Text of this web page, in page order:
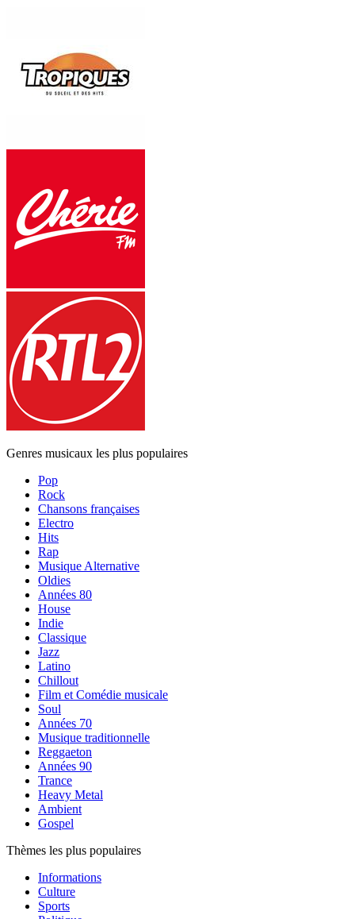
Genres musicaux les plus populaires
Pop
Rock
Chansons françaises
Electro
Hits
Rap
Musique Alternative
Oldies
Années 80
House
Indie
Classique
Jazz
Latino
Chillout
Film et Comédie musicale
Soul
Années 70
Musique traditionnelle
Reggaeton
Années 90
Trance
Heavy Metal
Ambient
Gospel
Thèmes les plus populaires
Informations
Culture
Sports